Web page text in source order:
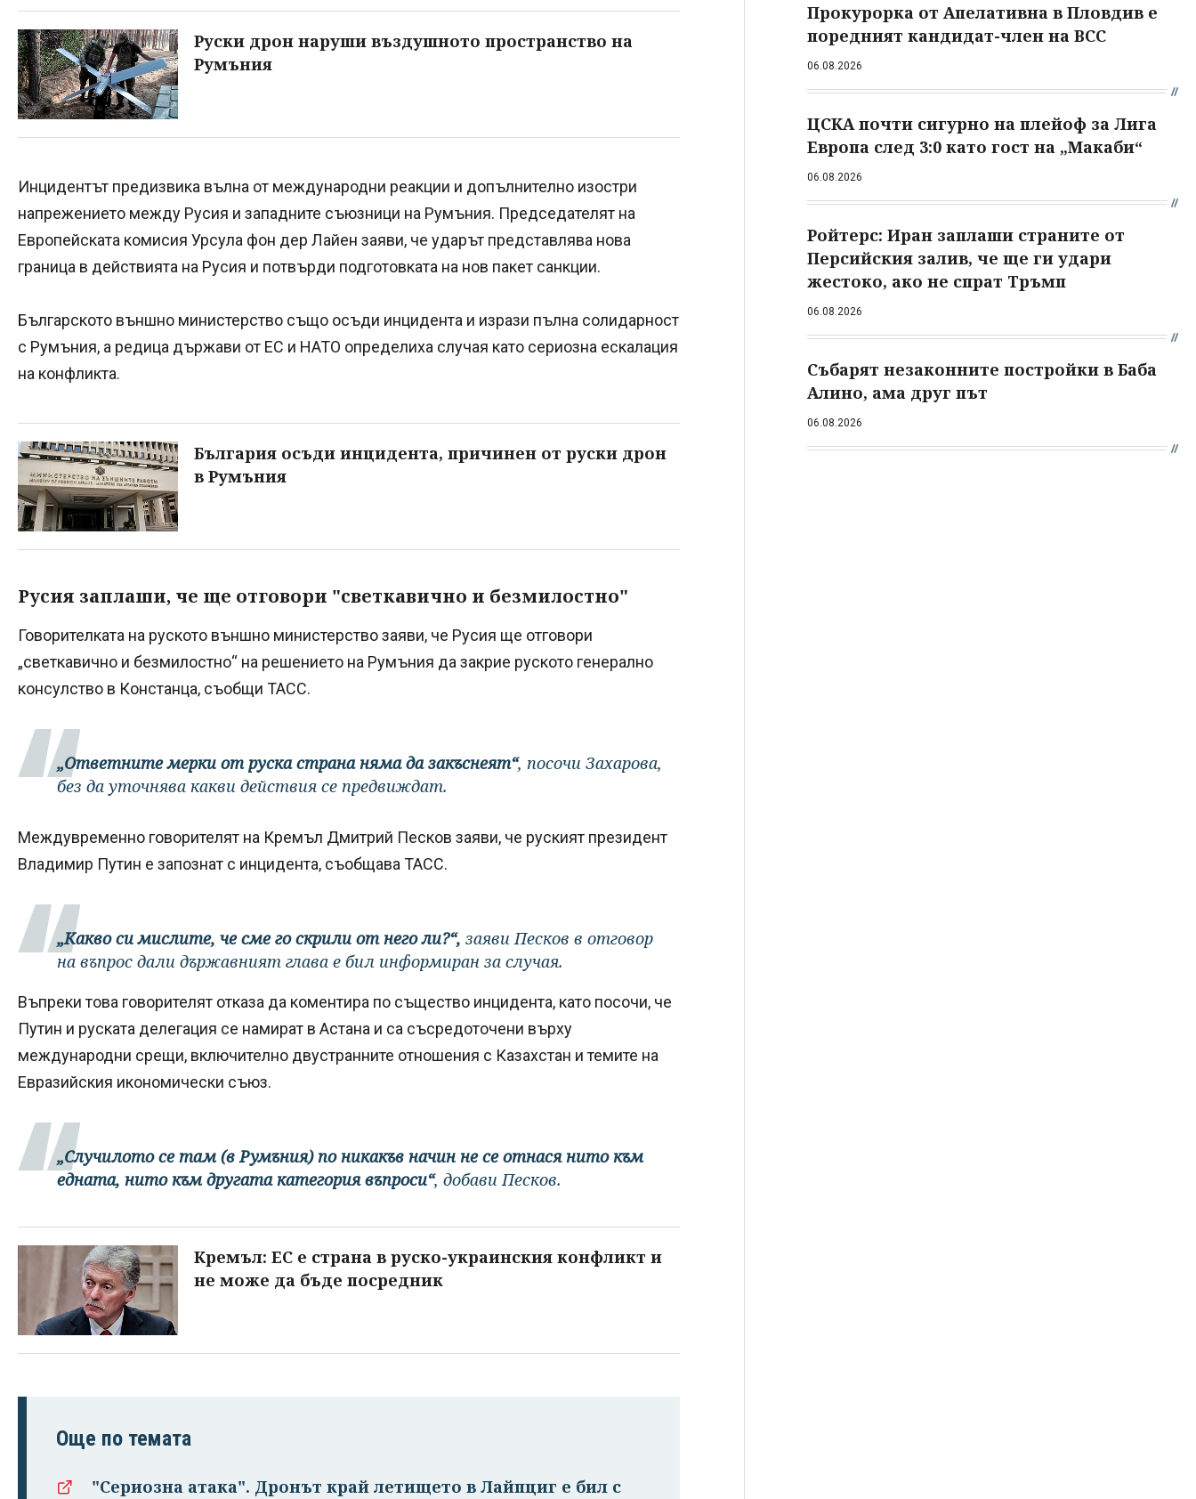
Руски дрон наруши въздушното пространство на
Румъния
Инцидентът предизвика вълна от международни реакции и допълнително изостри
напрежението между Русия и западните съюзници на Румъния. Председателят на
Европейската комисия Урсула фон дер Лайен заяви, че ударът представлява нова
граница в действията на Русия и потвърди подготовката на нов пакет санкции.
Българското външно министерство също осъди инцидента и изрази пълна солидарност
с Румъния, а редица държави от ЕС и НАТО определиха случая като сериозна ескалация
на конфликта.
България осъди инцидента, причинен от руски дрон
в Румъния
Русия заплаши, че ще отговори "светкавично и безмилостно"
Говорителката на руското външно министерство заяви, че Русия ще отговори
„светкавично и безмилостно“ на решението на Румъния да закрие руското генерално
консулство в Констанца, съобщи ТАСС.
„Ответните мерки от руска страна няма да закъснеят“, посочи Захарова,
без да уточнява какви действия се предвиждат.
Междувременно говорителят на Кремъл Дмитрий Песков заяви, че руският президент
Владимир Путин е запознат с инцидента, съобщава ТАСС.
„Какво си мислите, че сме го скрили от него ли?“, заяви Песков в отговор
на въпрос дали държавният глава е бил информиран за случая.
Въпреки това говорителят отказа да коментира по същество инцидента, като посочи, че
Путин и руската делегация се намират в Астана и са съсредоточени върху
международни срещи, включително двустранните отношения с Казахстан и темите на
Евразийския икономически съюз.
„Случилото се там (в Румъния) по никакъв начин не се отнася нито към
едната, нито към другата категория въпроси“, добави Песков.
Кремъл: ЕС е страна в руско-украинския конфликт и
не може да бъде посредник
Още по темата
"Сериозна атака". Дронът край летището в Лайпциг е бил с
Прокурорка от Апелативна в Пловдив е
поредният кандидат-член на ВСС
06.08.2026
ЦСКА почти сигурно на плейоф за Лига
Европа след 3:0 като гост на „Макаби“
06.08.2026
Ройтерс: Иран заплаши страните от
Персийския залив, че ще ги удари
жестоко, ако не спрат Тръмп
06.08.2026
Събарят незаконните постройки в Баба
Алино, ама друг път
06.08.2026